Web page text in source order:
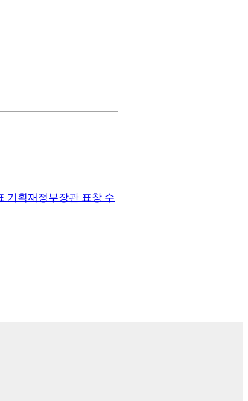
기획재정부장관 표창 수